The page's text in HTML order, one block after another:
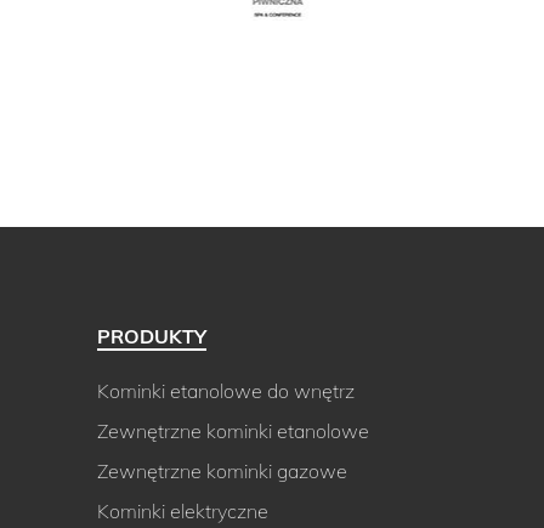
PRODUKTY
Kominki etanolowe do wnętrz
Zewnętrzne kominki etanolowe
Zewnętrzne kominki gazowe
Kominki elektryczne